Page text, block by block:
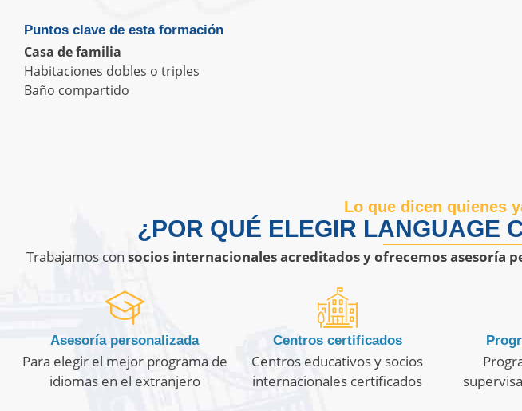
Puntos clave de esta formación
Casa de familia
Habitaciones dobles o triples
Baño compartido
Lo que dicen quienes
¿POR QUÉ ELEGIR LANGUAGE
Trabajamos con socios internacionales acreditados y ofrecemos asesoría
Asesoría personalizada
Para elegir el mejor programa de
idiomas en el extranjero
Centros certificados
Centros educativos y socios
internacionales certificados